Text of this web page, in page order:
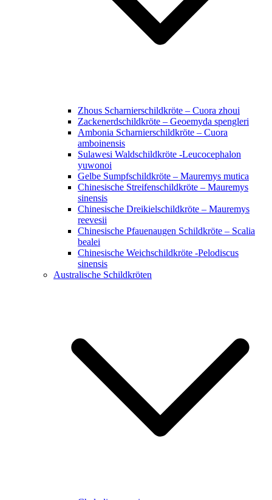
Zhous Scharnierschildkröte – Cuora zhoui
Zackenerdschildkröte – Geoemyda spengleri
Ambonia Scharnierschildkröte – Cuora
amboinensis
Sulawesi Waldschildkröte -Leucocephalon
yuwonoi
Gelbe Sumpfschildkröte – Mauremys mutica
Chinesische Streifenschildkröte – Mauremys
sinensis
Chinesische Dreikielschildkröte – Mauremys
reevesii
Chinesische Pfauenaugen Schildkröte – Scalia
bealei
Chinesische Weichschildkröte -Pelodiscus
sinensis
Australische Schildkröten